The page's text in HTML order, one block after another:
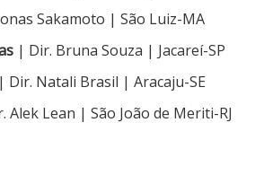
Sakamoto | São Luiz-MA
| Dir. Bruna Souza | Jacareí-SP
| Dir. Natali Brasil | Aracaju-SE
Alek Lean | São João de Meriti-RJ